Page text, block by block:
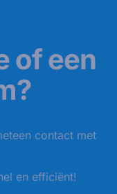
of een
contact met
en efficiënt!